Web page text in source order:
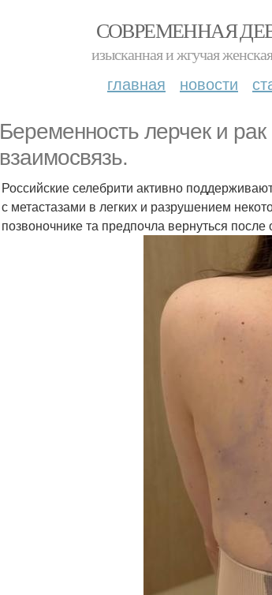
СОВРЕМЕННАЯ
изысканная и жгучая
главная новости
Беременность лерчек и
взаимосвязь.
Российские селебрити активно
с метастазами в легких и разрушением
позвоночнике та предпочла вернуться